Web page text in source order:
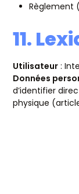
Règlement
11.
Utilisateur :
Données
d’identifier
physique